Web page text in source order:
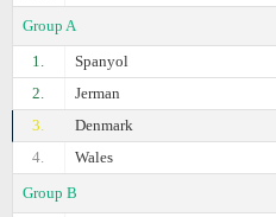
Group A
1.
Spanyol
2.
Jerman
3.
Denmark
4.
Wales
Group B